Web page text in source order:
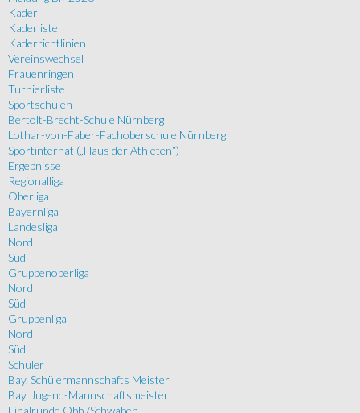
Kader
Kaderliste
Kaderrichtlinien
Vereinswechsel
Frauenringen
Turnierliste
Sportschulen
Bertolt-Brecht-Schule Nürnberg
Lothar-von-Faber-Fachoberschule Nürnberg
Sportinternat („Haus der Athleten“)
Ergebnisse
Regionalliga
Oberliga
Bayernliga
Landesliga
Nord
Süd
Gruppenoberliga
Nord
Süd
Gruppenliga
Nord
Süd
Schüler
Bay. Schülermannschafts Meister
Bay. Jugend-Mannschaftsmeister
Finalrunde Obb./Schwaben